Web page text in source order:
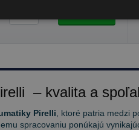
– kvalita a
Pirelli , ktoré patria medzi
spracovaniu ponúkajú